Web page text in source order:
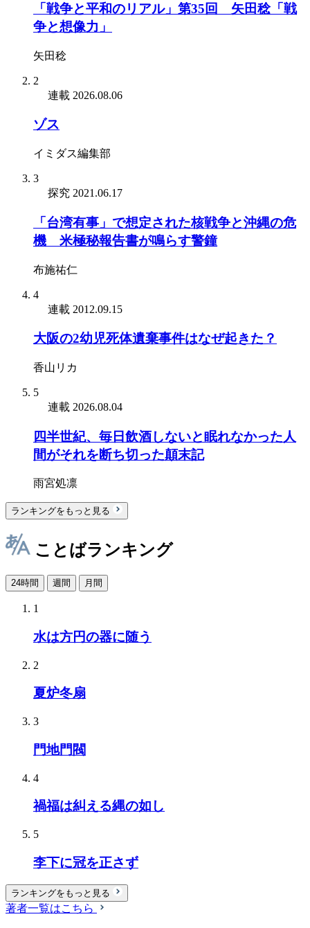
「戦争と平和のリアル」第35回 矢田稔「戦
争と想像力」
矢田稔
2
連載 2026.08.06
ゾス
イミダス編集部
3
探究 2021.06.17
「台湾有事」で想定された核戦争と沖縄の危
機 米極秘報告書が鳴らす警鐘
布施祐仁
4
連載 2012.09.15
大阪の2幼児死体遺棄事件はなぜ起きた？
香山リカ
5
連載 2026.08.04
四半世紀、毎日飲酒しないと眠れなかった人
間がそれを断ち切った顛末記
雨宮処凛
ランキングをもっと見る
ことばランキング
24時間 週間 月間
1
水は方円の器に随う
2
夏炉冬扇
3
門地門閥
4
禍福は糾える縄の如し
5
李下に冠を正さず
ランキングをもっと見る
著者一覧はこちら